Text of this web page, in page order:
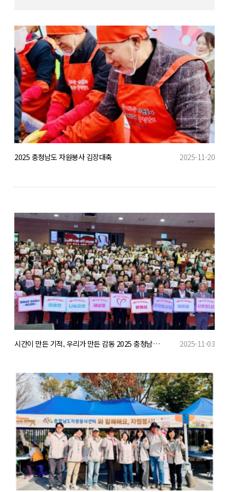
2025 충청남도 자원봉사 김장대축 2025-11-20
시간이 만든 기적, 우리가 만든 감동 2025 충청남도 자원봉사 페스티벌 개최 2025-11-03